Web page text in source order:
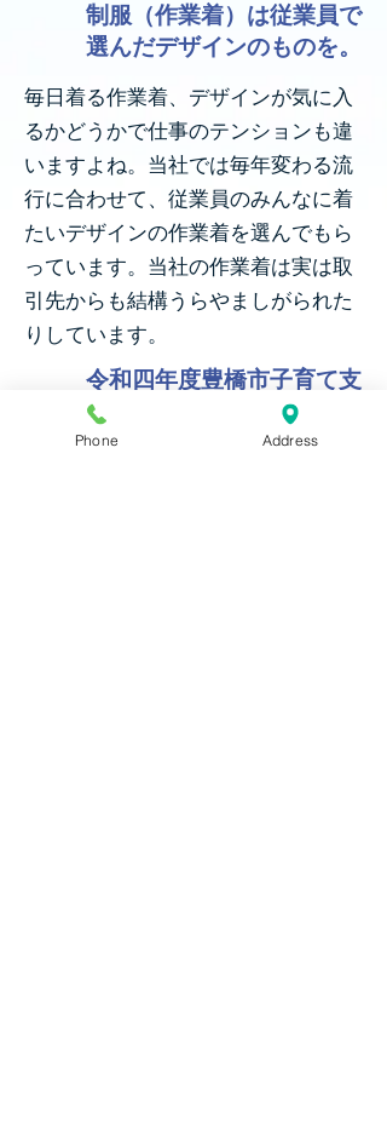
制服（作業着）は従業員で
選んだデザインのものを。
毎日着る作業着、デザインが気に入
るかどうかで仕事のテンションも違
いますよね。当社では毎年変わる流
行に合わせて、従業員のみんなに着
たいデザインの作業着を選んでもら
っています。当社の作業着は実は取
引先からも結構うらやましがられた
りしています。
令和四年度豊橋市子育て支
援企業優秀賞を受賞。
Phone Address